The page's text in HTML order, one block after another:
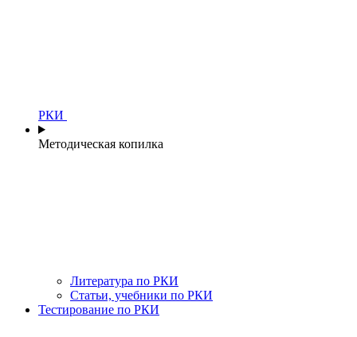
РКИ
Методическая копилка
Литература по РКИ
Статьи, учебники по РКИ
Тестирование по РКИ